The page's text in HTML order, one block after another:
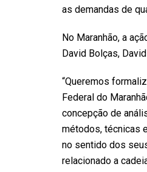
as demandas de
No Maranhão, a
David Bolças,
“Queremos
Federal do
concepção de
métodos, técnicas
no sentido dos
relacionado a